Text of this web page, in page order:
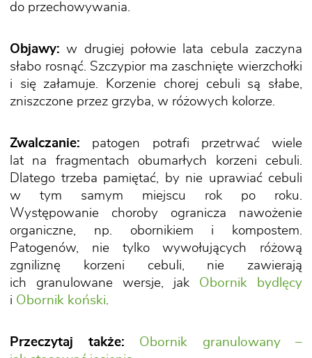
do przechowywania.
Objawy: w drugiej połowie lata cebula zaczyna
słabo rosnąć. Szczypior ma zaschnięte wierzchołki
i się załamuje. Korzenie chorej cebuli są słabe,
zniszczone przez grzyba, w różowych kolorze.
Zwalczanie: patogen potrafi przetrwać wiele
lat na fragmentach obumarłych korzeni cebuli.
Dlatego trzeba pamiętać, by nie uprawiać cebuli
w tym samym miejscu rok po roku.
Występowanie choroby ogranicza nawożenie
organiczne, np. obornikiem i kompostem.
Patogenów, nie tylko wywołujących różową
zgniliznę korzeni cebuli, nie zawierają
ich granulowane wersje, jak Obornik bydlęcy
i Obornik koński.
Przeczytaj także:
Obornik granulowany –